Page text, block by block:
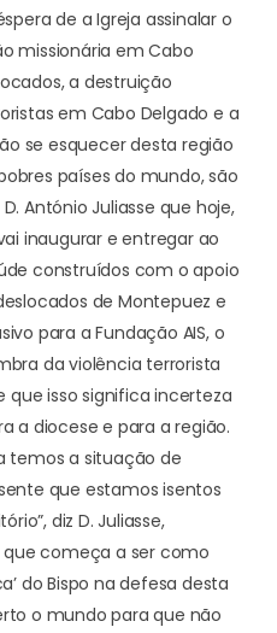
de a Igreja assinalar o
missionária em Cabo
a destruição
em Cabo Delgado e a
se esquecer desta região
países do mundo, são
António Juliasse que hoje,
inaugurar e entregar ao
construídos com o apoio
de Montepuez e
para a Fundação AIS, o
da violência terrorista
isso significa incerteza
a diocese e para a região.
temos a situação de
que estamos isentos
diz D. Juliasse,
começa a ser como
do Bispo na defesa desta
o mundo para que não